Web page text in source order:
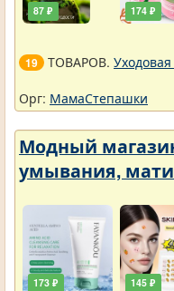
87 ₽ 174 ₽
19 ТОВАРОВ.
Орг: МамаСтепашки
Модный
умывания,
173 ₽ 145 ₽